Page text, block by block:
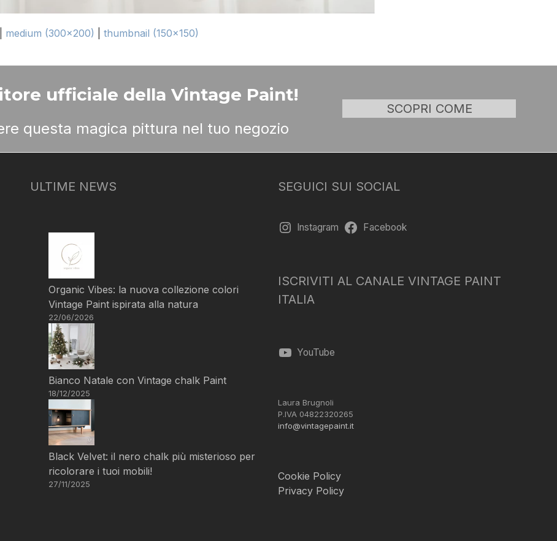
medium (300x200) |thumbnail (150x150)
ufficiale della Vintage Paint!
questa magica pittura nel tuo negozio
SCOPRI COME
ULTIME NEWS
Organic Vibes: la nuova collezione colori
Vintage Paint ispirata alla natura
22/06/2026
Bianco Natale con Vintage chalk Paint
18/12/2025
Black Velvet: il nero chalk più misterioso per
ricolorare i tuoi mobili!
27/11/2025
SEGUICI SUI SOCIAL
Instagram Facebook
ISCRIVITI AL CANALE VINTAGE PAINT
ITALIA
YouTube
Laura Brugnoli
P.IVA 04822320265
info@vintagepaint.it
Cookie Policy
Privacy Policy